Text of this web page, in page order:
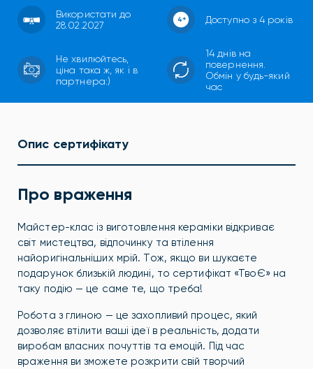
Використати до
28.02.2027
Доступно з 4 років
Не хвилюйтесь,
ціна така ж, як і в
партнера:)
14 днів на
повернення.
Обмін у будь-який
час
Опис сертифікату
Про враження
Майстер-клас із виготовлення кераміки відкриває
світ мистецтва, відпочинку та втілення
найоригінальніших мрій. Тож, якщо ви шукаєте
подарунок близькій людині, то сертифікат «ТвоЄ» на
таку подію — це саме те, що треба!
Робота з глиною — це захопливий процес, який
дозволяє втілити ваші ідеї в реальність, додати
виробам власних почуттів та емоцій. Під час
враження ви зможете розкрити свій творчий